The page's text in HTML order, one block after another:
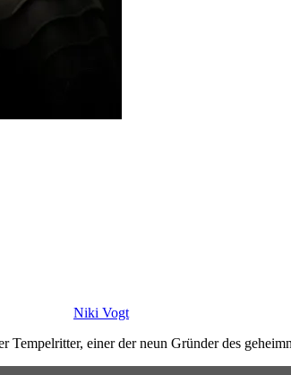
Niki Vogt
einer der neun Gründer des